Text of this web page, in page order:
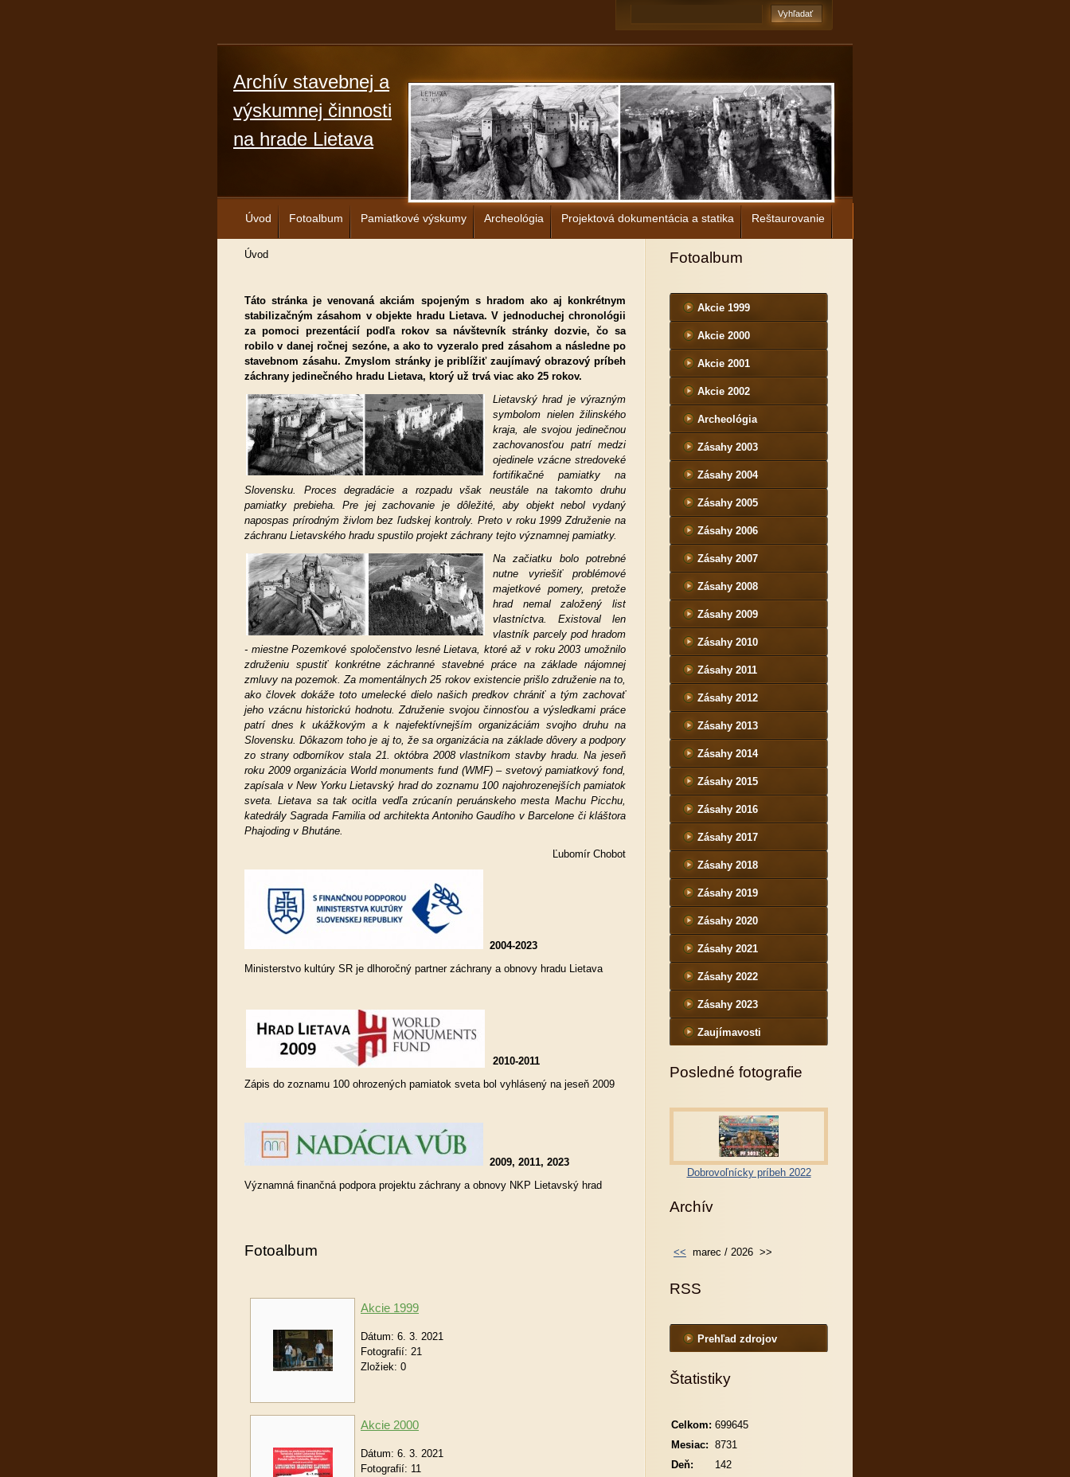
Archív stavebnej a
výskumnej činnosti
na hrade Lietava
Úvod Fotoalbum Pamiatkové výskumy Archeológia Projektová dokumentácia a statika Reštaurovanie
Úvod
Táto stránka je venovaná akciám spojeným s hradom ako aj konkrétnym
stabilizačným zásahom v objekte hradu Lietava. V jednoduchej chronológii
za pomoci prezentácií podľa rokov sa návštevník stránky dozvie, čo sa
robilo v danej ročnej sezóne, a ako to vyzeralo pred zásahom a následne po
stavebnom zásahu. Zmyslom stránky je priblížiť zaujímavý obrazový príbeh
záchrany jedinečného hradu Lietava, ktorý už trvá viac ako 25 rokov.
Lietavský hrad je výrazným
symbolom nielen žilinského
kraja, ale svojou jedinečnou
zachovanosťou patrí medzi
ojedinele vzácne stredoveké
fortifikačné pamiatky na
Slovensku. Proces degradácie a rozpadu však neustále na takomto druhu
pamiatky prebieha. Pre jej zachovanie je dôležité, aby objekt nebol vydaný
napospas prírodným živlom bez ľudskej kontroly. Preto v roku 1999 Združenie na
záchranu Lietavského hradu spustilo projekt záchrany tejto významnej pamiatky.
Na začiatku bolo potrebné
nutne vyriešiť problémové
majetkové pomery, pretože
hrad nemal založený list
vlastníctva. Existoval len
vlastník parcely pod hradom
- miestne Pozemkové spoločenstvo lesné Lietava, ktoré až v roku 2003 umožnilo
združeniu spustiť konkrétne záchranné stavebné práce na základe nájomnej
zmluvy na pozemok.Za momentálnych 25 rokov existencie prišlo združenie na to,
ako človek dokáže toto umelecké dielo našich predkov chrániť a tým zachovať
jeho vzácnu historickú hodnotu. Združenie svojou činnosťou a výsledkami práce
patrí dnes k ukážkovým a k najefektívnejším organizáciám svojho druhu na
Slovensku.Dôkazom toho je aj to, že sa organizácia na základe dôvery a podpory
zo strany odborníkov stala 21. októbra 2008 vlastníkom stavby hradu. Na jeseň
roku 2009 organizácia World monuments fund (WMF) – svetový pamiatkový fond,
zapísala v New Yorku Lietavský hrad do zoznamu 100 najohrozenejších pamiatok
sveta. Lietava sa tak ocitla vedľa zrúcanín peruánskeho mesta Machu Picchu,
katedrály Sagrada Familia od architekta Antoniho Gaudího v Barcelone či kláštora
Phajoding v Bhutáne.
Ľubomír Chobot
2004-2023
Ministerstvo kultúry SR je dlhoročný partner záchrany a obnovy hradu Lietava
2010-2011
Zápis do zoznamu 100 ohrozených pamiatok sveta bol vyhlásený na jeseň 2009
2009, 2011, 2023
Významná finančná podpora projektu záchrany a obnovy NKP Lietavský hrad
Fotoalbum
Akcie 1999
Dátum: 6. 3. 2021
Fotografií: 21
Zložiek: 0
Akcie 2000
Dátum: 6. 3. 2021
Fotografií: 11
Fotoalbum
Akcie 1999
Akcie 2000
Akcie 2001
Akcie 2002
Archeológia
Zásahy 2003
Zásahy 2004
Zásahy 2005
Zásahy 2006
Zásahy 2007
Zásahy 2008
Zásahy 2009
Zásahy 2010
Zásahy 2011
Zásahy 2012
Zásahy 2013
Zásahy 2014
Zásahy 2015
Zásahy 2016
Zásahy 2017
Zásahy 2018
Zásahy 2019
Zásahy 2020
Zásahy 2021
Zásahy 2022
Zásahy 2023
Zaujímavosti
Posledné fotografie
Dobrovoľnícky príbeh 2022
Archív
<< marec / 2026 >>
RSS
Prehľad zdrojov
Štatistiky
Celkom: 699645
Mesiac: 8731
Deň:
142